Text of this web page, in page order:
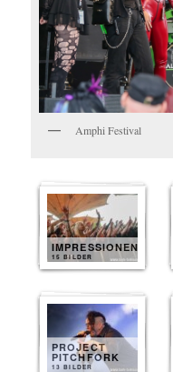
Amphi Festival
IMPRESSIONEN
15 BILDER
PROJECT
PITCHFORK
13 BILDER